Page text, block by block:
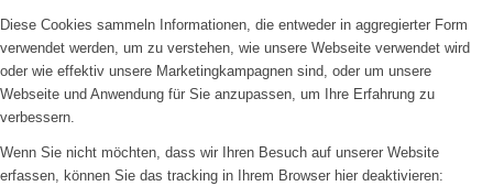
Diese Cookies sammeln Informationen, die entweder in aggregierter Form
verwendet werden, um zu verstehen, wie unsere Webseite verwendet wird
oder wie effektiv unsere Marketingkampagnen sind, oder um unsere
Webseite und Anwendung für Sie anzupassen, um Ihre Erfahrung zu
verbessern.
Wenn Sie nicht möchten, dass wir Ihren Besuch auf unserer Website
erfassen, können Sie das tracking in Ihrem Browser hier deaktivieren: